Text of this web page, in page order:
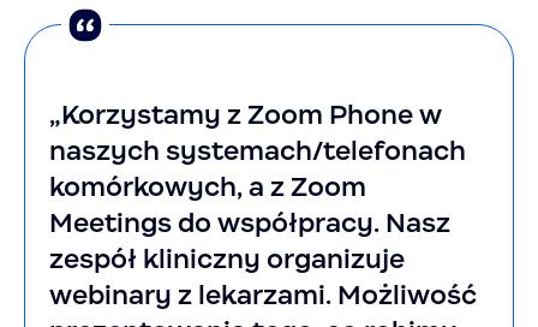
„Korzystamy z Zoom Phone w
naszych systemach/telefonach
komórkowych, a z Zoom
Meetings do współpracy. Nasz
zespół kliniczny organizuje
webinary z lekarzami. Możliwość